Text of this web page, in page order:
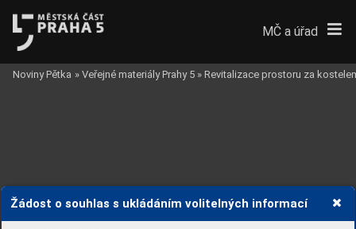
Žádost o souhlas s ukládáním volitelných informací
MČ a úřad
Noviny Pětka » Veřejné materiály Prahy 5 » Revitalizace prostoru za